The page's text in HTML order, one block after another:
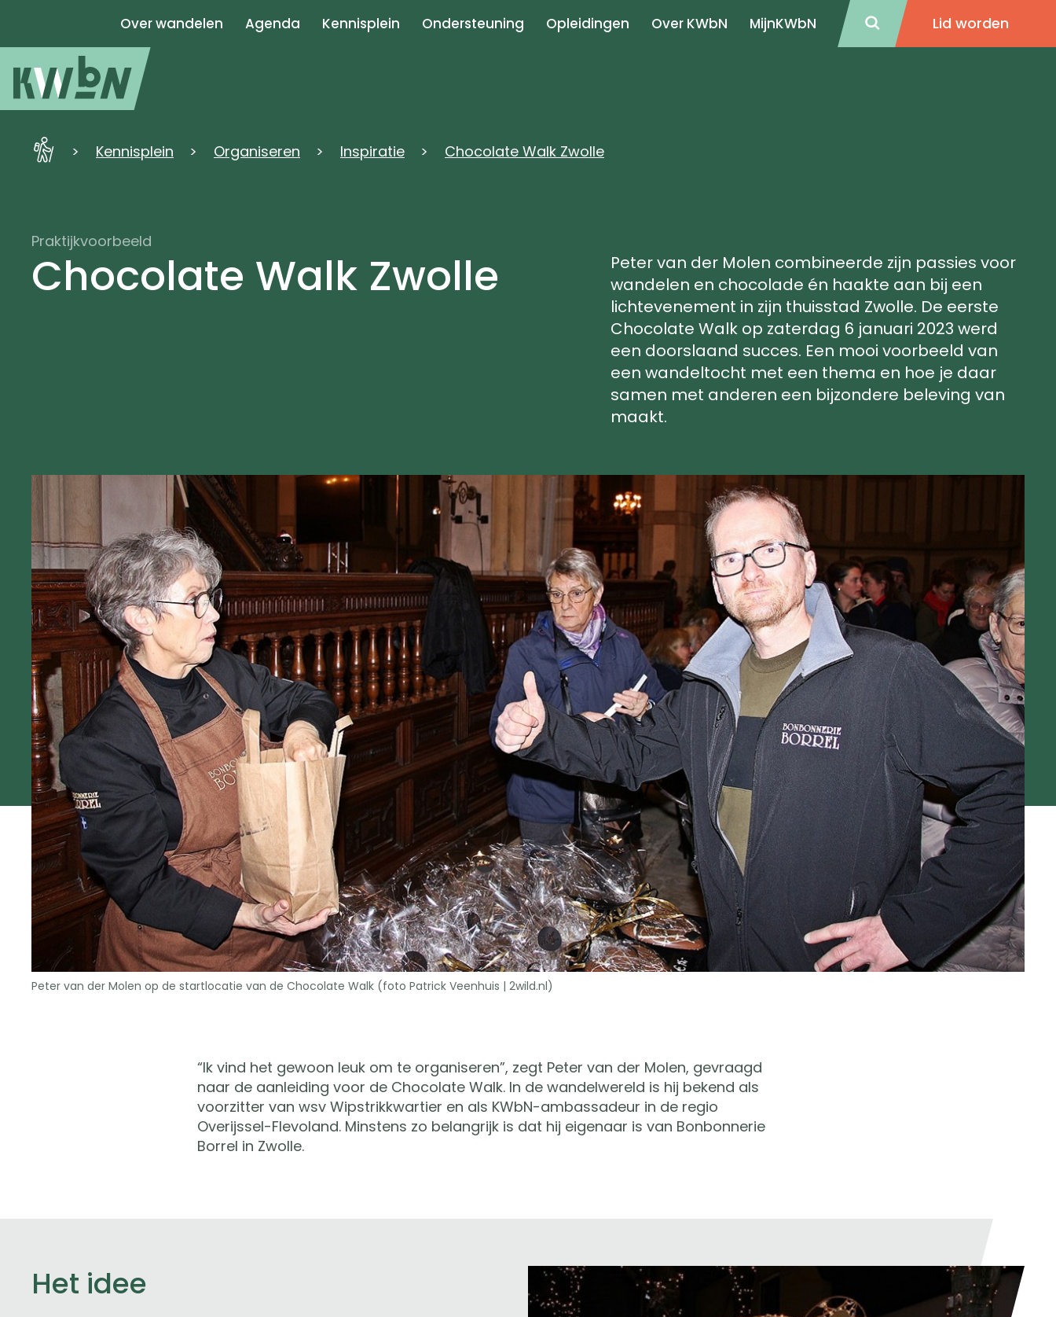
Over wandelen Agenda Kennisplein Ondersteuning Opleidingen Over KWbN MijnKWbN Lid worden
KWbN Kennisplein Organiseren Inspiratie Chocolate Walk Zwolle
Praktijkvoorbeeld
Chocolate Walk Zwolle
Peter van der Molen combineerde zijn passies voor
wandelen en chocolade én haakte aan bij een
lichtevenement in zijn thuisstad Zwolle. De eerste
Chocolate Walk op zaterdag 6 januari 2023 werd
een doorslaand succes. Een mooi voorbeeld van
een wandeltocht met een thema en hoe je daar
samen met anderen een bijzondere beleving van
maakt.
Peter van der Molen op de startlocatie van de Chocolate Walk (foto Patrick Veenhuis | 2wild.nl)
“Ik vind het gewoon leuk om te organiseren”, zegt Peter van der Molen, gevraagd
naar de aanleiding voor de Chocolate Walk. In de wandelwereld is hij bekend als
voorzitter van wsv Wipstrikkwartier en als KWbN-ambassadeur in de regio
Overijssel-Flevoland. Minstens zo belangrijk is dat hij eigenaar is van Bonbonnerie
Borrel in Zwolle.
Het idee